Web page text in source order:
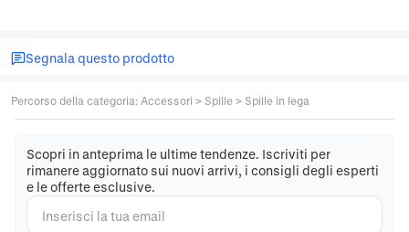
Segnala questo prodotto
Percorso della categoria: Accessori > Spille > Spille in lega
Scopri in anteprima le ultime tendenze. Iscriviti per
rimanere aggiornato sui nuovi arrivi, i consigli degli esperti
e le offerte esclusive.